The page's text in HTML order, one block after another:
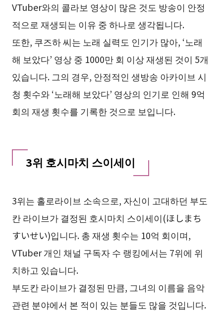
VTuber와의 콜라보 영상이 많은 것도 방송이 안정
적으로 재생되는 이유 중 하나로 생각됩니다.
또한, 쿠즈하 씨는 노래 실력도 인기가 많아, ‘노래
해 보았다’ 영상 중 1000만 회 이상 재생된 것이 5개
있습니다. 그의 경우, 안정적인 생방송 아카이브 시
청 횟수와 ‘노래해 보았다’ 영상의 인기로 인해 9억
회의 재생 횟수를 기록한 것으로 보입니다.
3위 호시마치 스이세이
3위는 홀로라이브 소속으로, 자신이 고대하던 부도
칸 라이브가 결정된 호시마치 스이세이(ほしまち
すいせい)입니다. 총 재생 횟수는 10억 회이며,
VTuber 개인 채널 구독자 수 랭킹에서는 7위에 위
치하고 있습니다.
부도칸 라이브가 결정된 만큼, 그녀의 이름을 음악
관련 분야에서 본 적이 있는 분들도 많을 것입니다.